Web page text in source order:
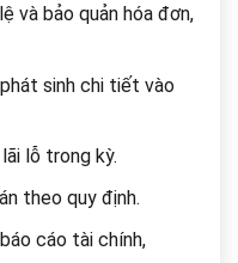
và bảo quản hóa đơn,
sinh chi tiết vào
lỗ trong kỳ.
theo quy định.
cáo tài chính,